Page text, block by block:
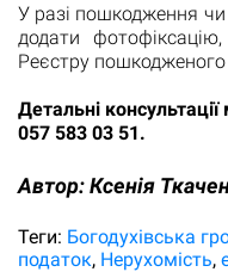
У разі пошкодження
додати
Реєстру
Детальні
057 583 03 51.
Автор:Ксенія
Теги: Богодухівська
податок Нерухомість